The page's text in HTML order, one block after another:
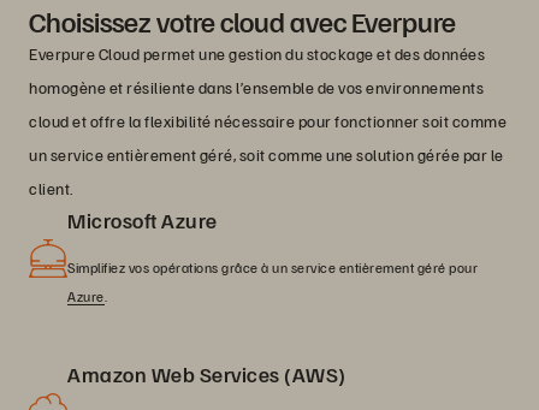
Choisissez votre cloud avec Everpure
Everpure Cloud permet une gestion du stockage et des données
homogène et résiliente dans l’ensemble de vos environnements
cloud et offre la flexibilité nécessaire pour fonctionner soit comme
un service entièrement géré, soit comme une solution gérée par le
client.
Microsoft Azure
Simplifiez vos opérations grâce à un service entièrement géré pour
Azure
Amazon Web Services (AWS)